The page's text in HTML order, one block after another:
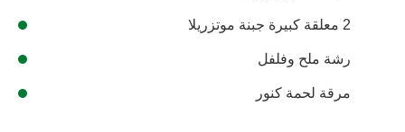
2 معلقة كبيرة جبنة موتزريلا
رشة ملح وفلفل
مرقة لحمة كنور